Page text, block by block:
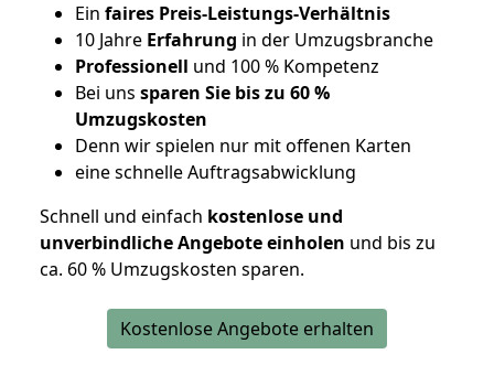
Ein faires Preis-Leistungs-Verhältnis
10 Jahre Erfahrung in der Umzugsbranche
Professionell und 100 % Kompetenz
Bei uns sparen Sie bis zu 60 %
Umzugskosten
Denn wir spielen nur mit offenen Karten
eine schnelle Auftragsabwicklung
Schnell und einfach kostenlose und
unverbindliche Angebote einholen und bis zu
ca. 60 % Umzugskosten sparen.
Kostenlose Angebote erhalten